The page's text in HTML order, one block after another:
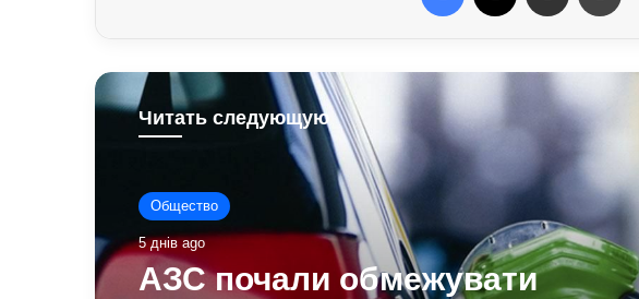
Читать следующую
Общество
5 днів ago
АЗС почали обмежувати